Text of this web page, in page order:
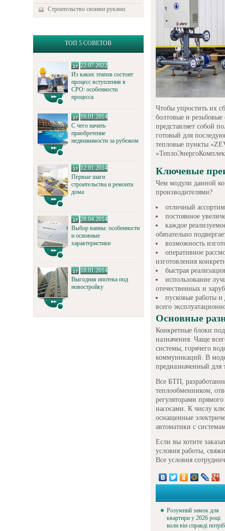
Строительство своими руками
ТОП 5 СОВЕТОВ
22.07.2022
Из каких этапов состоит
процесс вступления в
СРО: особенности
процесса
16.01.2014
С чего начать
приобретение
недвижимости за рубежом
12.01.2014
Первые шаги
строительства и ремонта
дома
28.04.2014
Выбор ванны: особенности
и основные
характеристики
18.01.2014
Выгодная ипотека под
новостройку
Чтобы упростить их
болтовые и
представляет собой
готовый для
тепловые пункты
Ключевые
Чем модули данной
производителями?
отличный
постоянное
каждое
обязательно
возможность
оперативное
изготовления
быстрая
использование
отечественных и
пусковые работы и
всего
Основные
Конкретные блоки
назначения. Чаще
системы, горячего
коммуникаций. В
предназначенный для
Все БТП,
теплообменником,
регуляторами
насосами. К числу
оснащенные
автоматики с
Если вы хотите
условия работы,
Все условия
Розумний замок для
квартири у 2026 році:
коли він справді